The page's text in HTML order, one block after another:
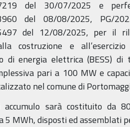
del 30/07/2025 e
del 08/08/2025, PG/
del 12/08/2025, per il
costruzione e
di energia elettrica (BESS) di
pari a 100 MW e
nel comune di
accumulo sarà costituito da
5 MWh, disposti ed assemblati